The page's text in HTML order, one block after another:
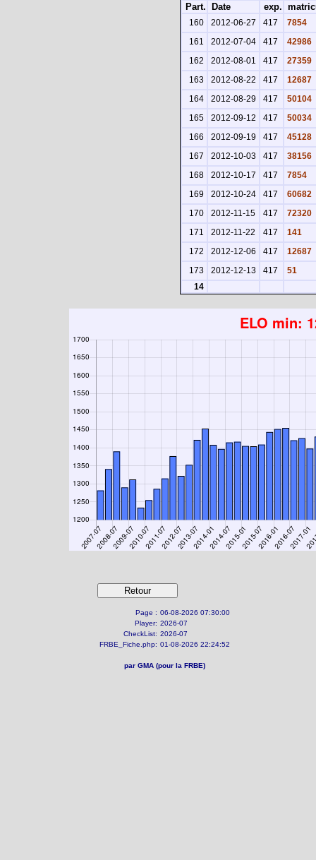
Part. Date exp.
160 2012-06-27 417
7854
161
2012-07-04 417
42986
162
2012-08-01 417
27359
163
2012-08-22 417
12687
164
2012-08-29 417
50104
165
2012-09-12 417
50034
166
2012-09-19 417
45128
167
2012-10-03 417
38156
168
2012-10-17 417
7854
169
2012-10-24 417
60682
170
2012-11-15 417
72320
171
2012-11-22 417
141
172
2012-12-06 417
12687
173
2012-12-13 417
51
14
Page : 06-08-2026 07:30:00
Player: 2026-07
CheckList: 2026-07
FRBE_Fiche.php: 01-08-2026 22:24:52
par GMA (pour la FRBE)